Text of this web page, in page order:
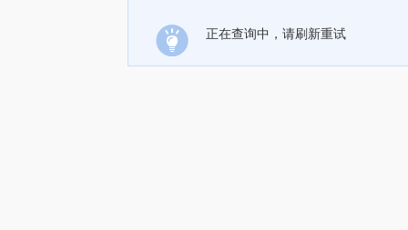
正在查询中，请刷新重试